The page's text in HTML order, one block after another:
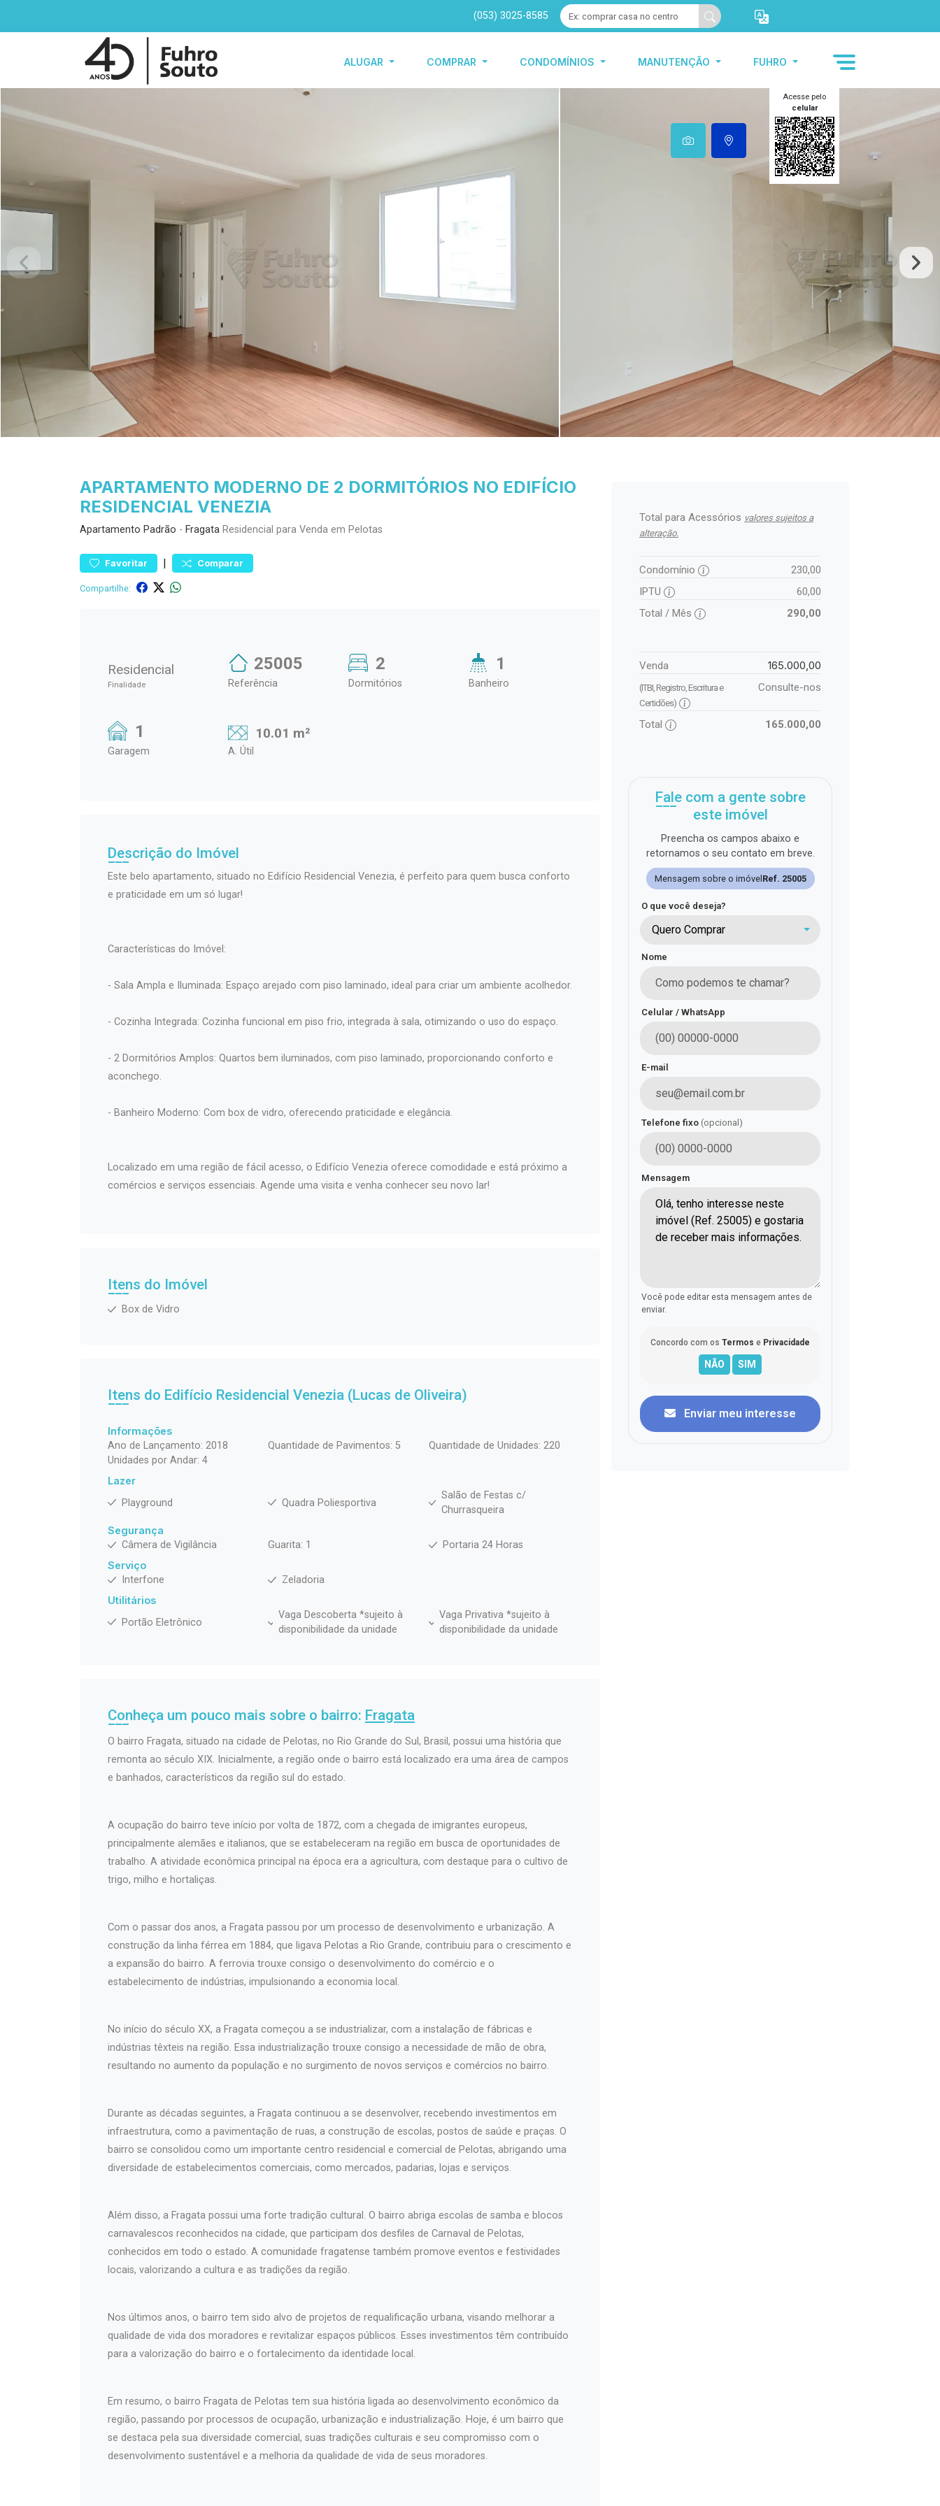
(053) 3025-8585
ALUGAR COMPRAR CONDOMÍNIOS MANUTENÇÃO FUHRO
Acesse pelo
celular
APARTAMENTO MODERNO DE 2 DORMITÓRIOS NO EDIFÍCIO
RESIDENCIAL VENEZIA
Apartamento Padrão - Fragata Residencial para Venda em Pelotas
Favoritar | Comparar
Compartilhe:
Residencial
Finalidade
25005
Referência
2
Dormitórios
1
Banheiro
1
Garagem
10.01 m²
A. Útil
Descrição do Imóvel
Este belo apartamento, situado no Edifício Residencial Venezia, é perfeito para quem busca conforto
e praticidade em um só lugar!
Características do Imóvel:
- Sala Ampla e Iluminada: Espaço arejado com piso laminado, ideal para criar um ambiente acolhedor.
- Cozinha Integrada: Cozinha funcional em piso frio, integrada à sala, otimizando o uso do espaço.
- 2 Dormitórios Amplos: Quartos bem iluminados, com piso laminado, proporcionando conforto e
aconchego.
- Banheiro Moderno: Com box de vidro, oferecendo praticidade e elegância.
Localizado em uma região de fácil acesso, o Edifício Venezia oferece comodidade e está próximo a
comércios e serviços essenciais. Agende uma visita e venha conhecer seu novo lar!
Itens do Imóvel
Box de Vidro
Itens do Edifício Residencial Venezia (Lucas de Oliveira)
Informações
Ano de Lançamento: 2018
Quantidade de Pavimentos: 5
Quantidade de Unidades: 220
Unidades por Andar: 4
Lazer
Playground
Quadra Poliesportiva
Salão de Festas c/
Churrasqueira
Segurança
Câmera de Vigilância
Guarita: 1
Portaria 24 Horas
Serviço
Interfone
Zeladoria
Utilitários
Portão Eletrônico
Vaga Descoberta *sujeito à
disponibilidade da unidade
Vaga Privativa *sujeito à
disponibilidade da unidade
Conheça um pouco mais sobre o bairro: Fragata
O bairro Fragata, situado na cidade de Pelotas, no Rio Grande do Sul, Brasil, possui uma história que
remonta ao século XIX. Inicialmente, a região onde o bairro está localizado era uma área de campos
e banhados, característicos da região sul do estado.
A ocupação do bairro teve início por volta de 1872, com a chegada de imigrantes europeus,
principalmente alemães e italianos, que se estabeleceram na região em busca de oportunidades de
trabalho. A atividade econômica principal na época era a agricultura, com destaque para o cultivo de
trigo, milho e hortaliças.
Com o passar dos anos, a Fragata passou por um processo de desenvolvimento e urbanização. A
construção da linha férrea em 1884, que ligava Pelotas a Rio Grande, contribuiu para o crescimento e
a expansão do bairro. A ferrovia trouxe consigo o desenvolvimento do comércio e o
estabelecimento de indústrias, impulsionando a economia local.
No início do século XX, a Fragata começou a se industrializar, com a instalação de fábricas e
indústrias têxteis na região. Essa industrialização trouxe consigo a necessidade de mão de obra,
resultando no aumento da população e no surgimento de novos serviços e comércios no bairro.
Durante as décadas seguintes, a Fragata continuou a se desenvolver, recebendo investimentos em
infraestrutura, como a pavimentação de ruas, a construção de escolas, postos de saúde e praças. O
bairro se consolidou como um importante centro residencial e comercial de Pelotas, abrigando uma
diversidade de estabelecimentos comerciais, como mercados, padarias, lojas e serviços.
Além disso, a Fragata possui uma forte tradição cultural. O bairro abriga escolas de samba e blocos
carnavalescos reconhecidos na cidade, que participam dos desfiles de Carnaval de Pelotas,
conhecidos em todo o estado. A comunidade fragatense também promove eventos e festividades
locais, valorizando a cultura e as tradições da região.
Nos últimos anos, o bairro tem sido alvo de projetos de requalificação urbana, visando melhorar a
qualidade de vida dos moradores e revitalizar espaços públicos. Esses investimentos têm contribuído
para a valorização do bairro e o fortalecimento da identidade local.
Em resumo, o bairro Fragata de Pelotas tem sua história ligada ao desenvolvimento econômico da
região, passando por processos de ocupação, urbanização e industrialização. Hoje, é um bairro que
se destaca pela sua diversidade comercial, suas tradições culturais e seu compromisso com o
desenvolvimento sustentável e a melhoria da qualidade de vida de seus moradores.
Total para Acessórios valores sujeitos a
alteração.
Condomínio
230,00
IPTU
60,00
Total / Mês
290,00
Venda 165.000,00
(ITBI, Registro, Escritura e
Certidões)
Consulte-nos
Total 165.000,00
Fale com a gente sobre
este imóvel
Preencha os campos abaixo e
retornamos o seu contato em breve.
Mensagem sobre o imóvel Ref. 25005
O que você deseja?
Quero Comprar
Nome
Celular / WhatsApp
E-mail
Telefone fixo (opcional)
Mensagem
Você pode editar esta mensagem antes de
enviar.
Concordo com os Termos e Privacidade
Enviar meu interesse